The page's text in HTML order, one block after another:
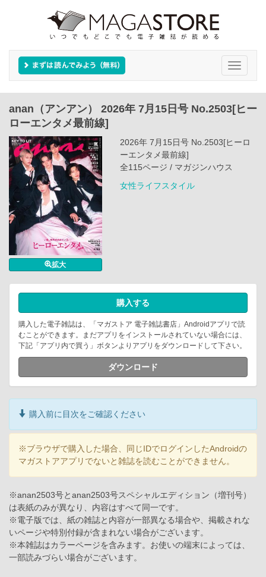
Toggle
anan（アンアン） 2026年 7月15日号 No.2503[ヒー
ローエンタメ最前線]
拡大
2026年 7月15日号 No.2503[ヒーロ
ーエンタメ最前線]
全115ページ / マガジンハウス
女性ライフスタイル
購入する
購入した電子雑誌は、「マガストア 電子雑誌書店」Androidアプリで読
むことができます。まだアプリをインストールされていない場合には、
下記「アプリ内で買う」ボタンよりアプリをダウンロードして下さい。
ダウンロード
購入前に目次をご確認ください
※ブラウザで購入した場合、同じIDでログインしたAndroidの
マガストアアプリでないと雑誌を読むことができません。
※anan2503号とanan2503号スペシャルエディション（増刊号）
は表紙のみが異なり、内容はすべて同一です。
※電子版では、紙の雑誌と内容が一部異なる場合や、掲載されな
いページや特別付録が含まれない場合がございます。
※本雑誌はカラーページを含みます。お使いの端末によっては、
一部読みづらい場合がございます。